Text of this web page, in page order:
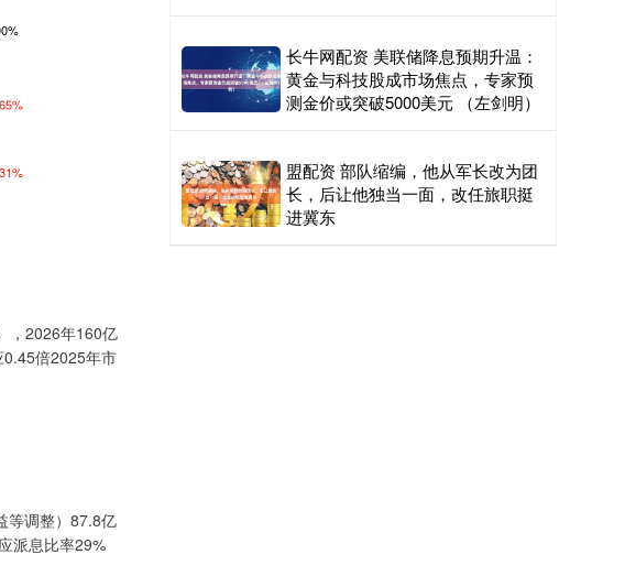
，2026年160亿
倍2025年市
等调整）87.8亿
派息比率29%
长牛网配资 美联储降息预期升温：
黄金与科技股成市场焦点，专家预
测金价或突破5000美元 （左剑明）
盟配资 部队缩编，他从军长改为团
长，后让他独当一面，改任旅职挺
进冀东